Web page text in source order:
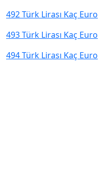
492 Türk Lirası Kaç Euro
493 Türk Lirası Kaç Euro
494 Türk Lirası Kaç Euro